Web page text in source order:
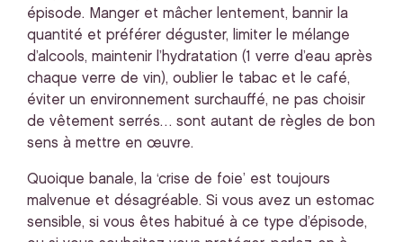
épisode. Manger et mâcher lentement, bannir la
quantité et préférer déguster, limiter le mélange
d’alcools, maintenir l’hydratation (1 verre d’eau après
chaque verre de vin), oublier le tabac et le café,
éviter un environnement surchauffé, ne pas choisir
de vêtement serrés… sont autant de règles de bon
sens à mettre en œuvre.
Quoique banale, la ‘crise de foie’ est toujours
malvenue et désagréable. Si vous avez un estomac
sensible, si vous êtes habitué à ce type d’épisode,